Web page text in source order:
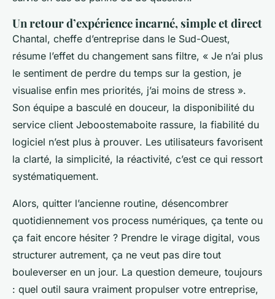
Un retour d’expérience incarné, simple et direct
Chantal, cheffe d’entreprise dans le Sud-Ouest,
résume l’effet du changement sans filtre, « Je n’ai plus
le sentiment de perdre du temps sur la gestion, je
visualise enfin mes priorités, j’ai moins de stress ».
Son équipe a basculé en douceur, la disponibilité du
service client Jeboostemaboite rassure, la fiabilité du
logiciel n’est plus à prouver. Les utilisateurs favorisent
la clarté, la simplicité, la réactivité, c’est ce qui ressort
systématiquement.
Alors, quitter l’ancienne routine, désencombrer
quotidiennement vos process numériques, ça tente ou
ça fait encore hésiter ? Prendre le virage digital, vous
structurer autrement, ça ne veut pas dire tout
bouleverser en un jour. La question demeure, toujours
: quel outil saura vraiment propulser votre entreprise,